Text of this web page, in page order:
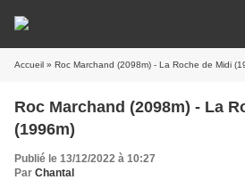
Accueil » Roc Marchand (2098m) - La Roche de Midi
Roc Marchand (2098m) - La
(1996m)
Publié le 13/12/2022 à 10:27
Par Chantal